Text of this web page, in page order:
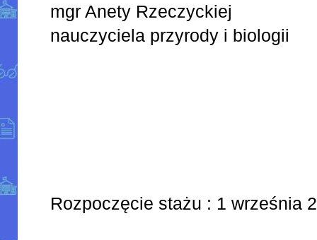
mgr Anety Rzeczyckiej
nauczyciela przyrody i biologii
Rozpoczęcie stażu : 1 września